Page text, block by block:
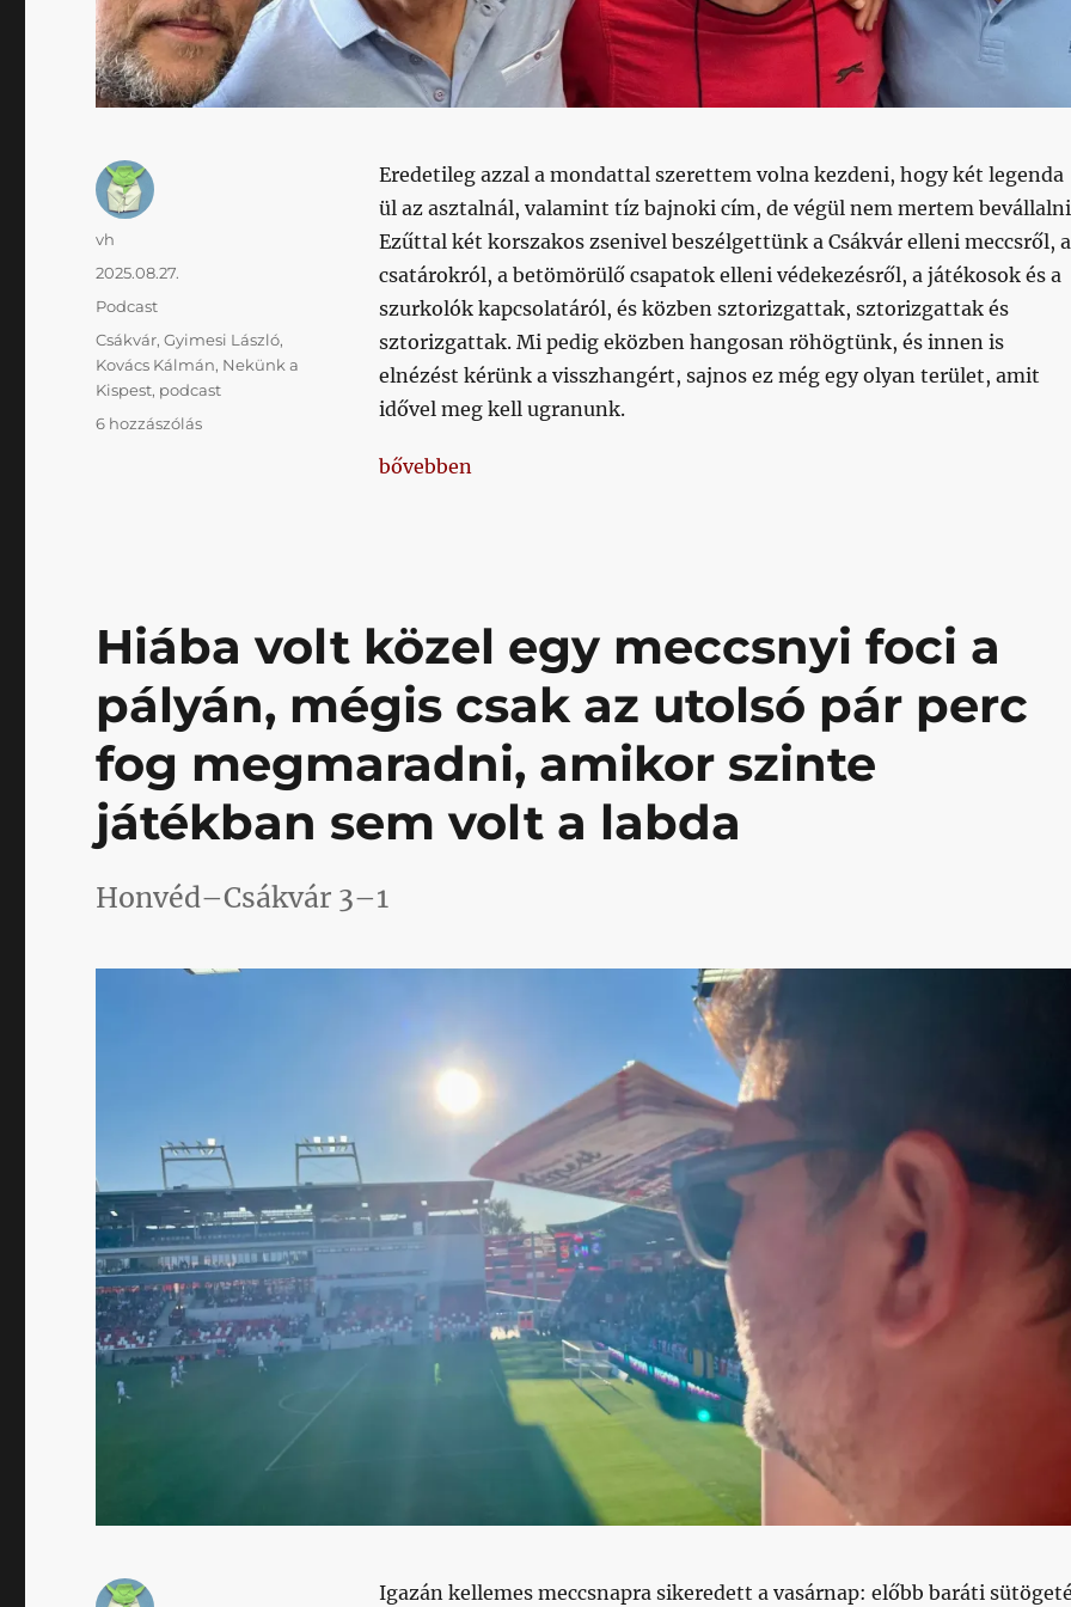
Eredetileg azzal a mondattal szerettem volna kezdeni, hogy két legenda
ül az asztalnál, valamint tíz bajnoki cím, de végül nem mertem
Ezűttal két korszakos zsenivel beszélgettünk a Csákvár elleni meccsről, a
csatárokról, a betömörülő csapatok elleni védekezésről, a játékosok és a
szurkolók kapcsolatáról, és közben sztorizgattak, sztorizgattak és
sztorizgattak. Mi pedig eközben hangosan röhögtünk, és innen is
elnézést kérünk a visszhangért, sajnos ez még egy olyan terület, amit
idővel meg kell ugranunk.
„Tíz bajnoki cím arról, hogy hogyan kell bajnokságot nyerni”
bővebben
Szerző
vh
Közzétéve
2025.08.27.
Kategória
Podcast
Címke
Csákvár,Gyimesi László,
Kovács Kálmán, Nekünk a
Kispest, podcast
6 hozzászólásTíz
című
Hiába volt közel egy meccsnyi foci a
pályán, mégis csak az utolsó pár perc
fog megmaradni, amikor szinte
játékban sem volt a labda
Honvéd–Csákvár 3–1
Igazán kellemes meccsnapra sikeredett a vasárnap: előbb baráti